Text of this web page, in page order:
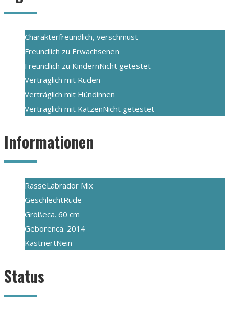
Charakterfreundlich, verschmust
Freundlich zu Erwachsenen
Freundlich zu KindernNicht getestet
Verträglich mit Rüden
Verträglich mit Hündinnen
Verträglich mit KatzenNicht getestet
Informationen
RasseLabrador Mix
GeschlechtRüde
Größeca. 60 cm
Geborenca. 2014
KastriertNein
Status